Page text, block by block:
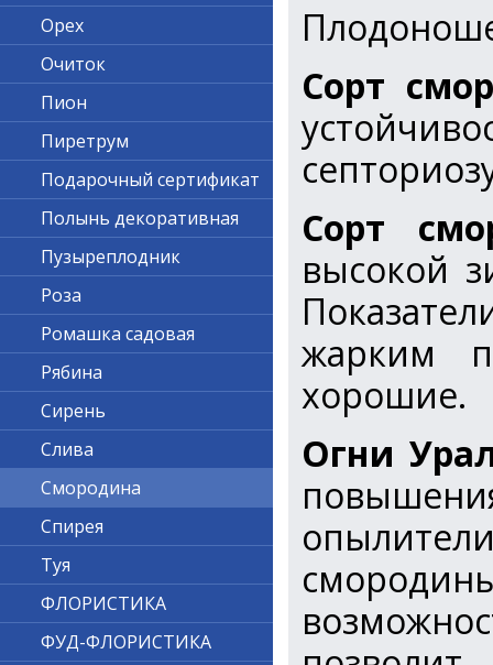
Сорт
Сорт
высокой
жарким
хорошие.
Огни
Орех
Очиток
Пион
Пиретрум
Подарочный сертификат
Полынь декоративная
Пузыреплодник
Роза
Ромашка садовая
Рябина
Сирень
Слива
Смородина
Спирея
Туя
ФЛОРИСТИКА
ФУД-ФЛОРИСТИКА